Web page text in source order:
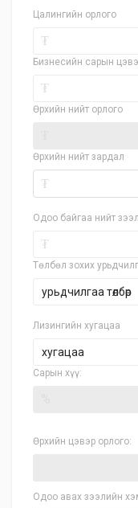
Цалингийн орлого
₮
Бизнесийн сарын
₮
Өрхийн нийт орлого
Өрхийн нийт зардал
₮
Одоо байгаа нийт
₮
Төлбөл зохих
Лизингийн хугацаа
хугацаа
Сарын хүү:
Өрхийн цэвэр орлого:
Одоо авах зээлийн